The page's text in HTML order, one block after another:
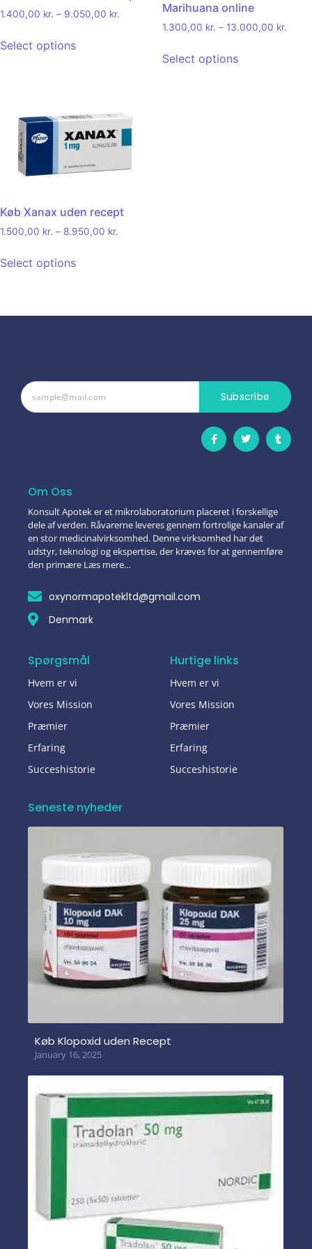
1.400,00 kr. – 9.050,00 kr.
Select options
Marihuana online
1.300,00 kr. – 13.000,00 kr.
Select options
Køb Xanax uden recept
1.500,00 kr. – 8.950,00 kr.
Select options
Subscribe
Om Oss
Konsult Apotek er et mikrolaboratorium placeret i forskellige
dele af verden. Råvarerne leveres gennem fortrolige kanaler af
en stor medicinalvirksomhed. Denne virksomhed har det
udstyr, teknologi og ekspertise, der kræves for at gennemføre
den primære Læs mere…
oxynormapotekltd@gmail.com
Denmark
Spørgsmål
Hvem er vi
Vores Mission
Præmier
Erfaring
Succeshistorie
Hurtige links
Hvem er vi
Vores Mission
Præmier
Erfaring
Succeshistorie
Seneste nyheder
Køb Klopoxid uden Recept
January 16, 2025